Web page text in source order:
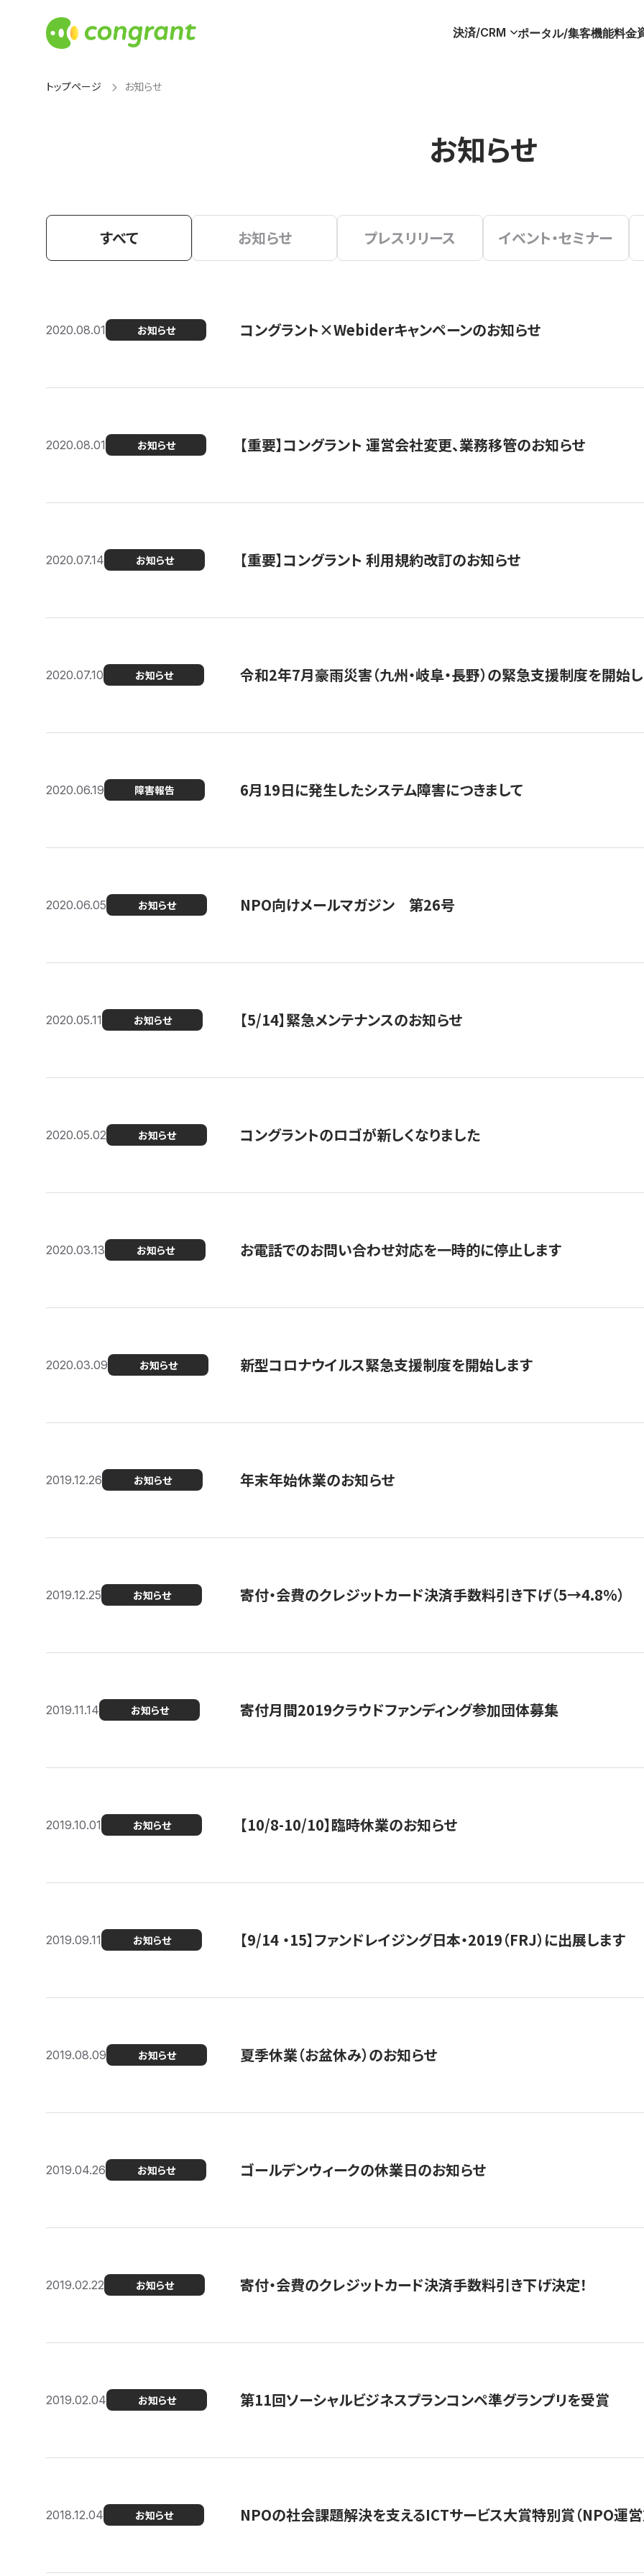
決済/CRM ポータル/集客機能料金
トップページ お知らせ
お知らせ
すべて お知らせ プレスリリース イベント・セミナー
2020.08.01 お知らせ コングラント×Webiderキャンペーンのお知らせ
2020.08.01 お知らせ 【重要】コングラント 運営会社変更、業務移管のお知らせ
2020.07.14 お知らせ 【重要】コングラント 利用規約改訂のお知らせ
2020.07.10 お知らせ 令和2年7月豪雨災害（九州・岐阜・長野）の緊急支援制度を開始
2020.06.19 障害報告 6月19日に発生したシステム障害につきまして
2020.06.05 お知らせ NPO向けメールマガジン 第26号
2020.05.11 お知らせ 【5/14】緊急メンテナンスのお知らせ
2020.05.02 お知らせ コングラントのロゴが新しくなりました
2020.03.13 お知らせ お電話でのお問い合わせ対応を一時的に停止します
2020.03.09 お知らせ 新型コロナウイルス緊急支援制度を開始します
2019.12.26 お知らせ 年末年始休業のお知らせ
2019.12.25 お知らせ 寄付・会費のクレジットカード決済手数料引き下げ（5→4.8%）
2019.11.14 お知らせ 寄付月間2019クラウドファンディング参加団体募集
2019.10.01 お知らせ 【10/8-10/10】臨時休業のお知らせ
2019.09.11 お知らせ 【9/14 ・15】ファンドレイジング日本・2019（FRJ）に出展します
2019.08.09 お知らせ 夏季休業（お盆休み）のお知らせ
2019.04.26 お知らせ ゴールデンウィークの休業日のお知らせ
2019.02.22 お知らせ 寄付・会費のクレジットカード決済手数料引き下げ決定！
2019.02.04 お知らせ 第11回ソーシャルビジネスプランコンペ準グランプリを受賞
2018.12.04 お知らせ NPOの社会課題解決を支えるICTサービス大賞特別賞（NPO運